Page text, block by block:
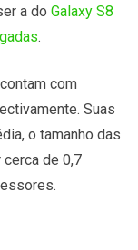
a do Galaxy S8
.
com
Suas
o tamanho das
de 0,7